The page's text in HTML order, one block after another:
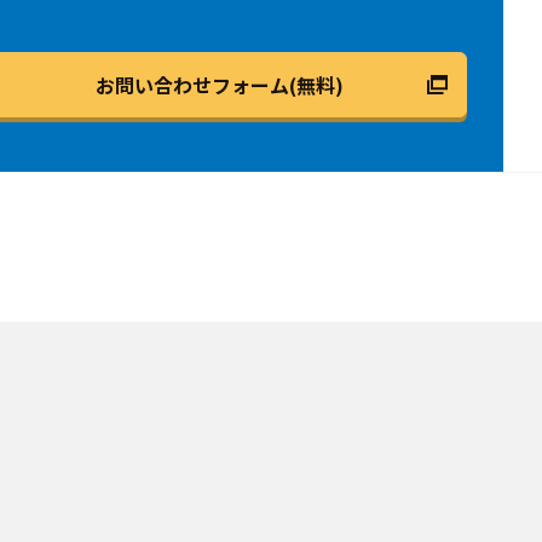
お問い合わせフォーム(無料)